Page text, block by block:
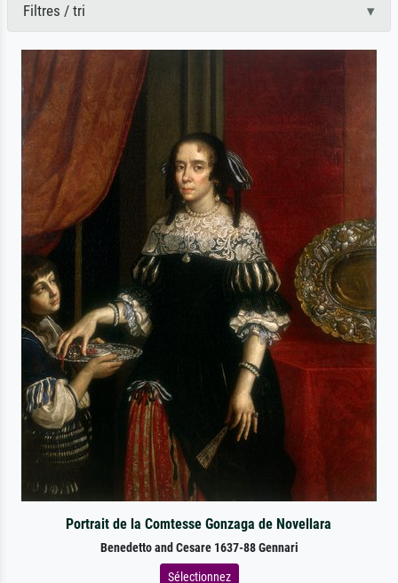
Filtres / tri
Portrait de la Comtesse Gonzaga de Novellara
Benedetto and Cesare 1637-88 Gennari
Sélectionnez